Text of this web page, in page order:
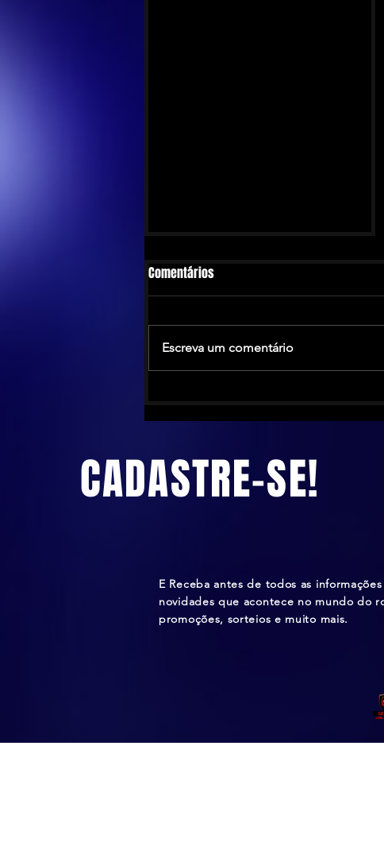
2026
Comentários
Escreva um comentário
CADASTRE-SE!
E Receba antes de todos as
novidades que acontece no mundo do
promoções, sorteios e muito mais.